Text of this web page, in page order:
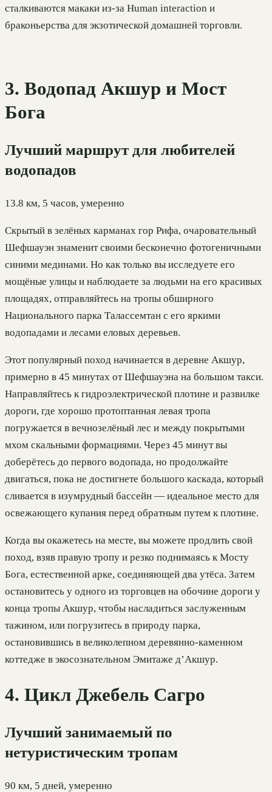
сталкиваются макаки из-за Human interaction и
браконьерства для экзотической домашней торговли.
3. Водопад Акшур и Мост
Бога
Лучший маршрут для любителей
водопадов
13.8 км, 5 часов, умеренно
Скрытый в зелёных карманах гор Рифа, очаровательный
Шефшауэн знаменит своими бесконечно фотогеничными
синими мединами. Но как только вы исследуете его
мощёные улицы и наблюдаете за людьми на его красивых
площадях, отправляйтесь на тропы обширного
Национального парка Талассемтан с его яркими
водопадами и лесами еловых деревьев.
Этот популярный поход начинается в деревне Акшур,
примерно в 45 минутах от Шефшауэна на большом такси.
Направляйтесь к гидроэлектрической плотине и развилке
дороги, где хорошо протоптанная левая тропа
погружается в вечнозелёный лес и между покрытыми
мхом скальными формациями. Через 45 минут вы
доберётесь до первого водопада, но продолжайте
двигаться, пока не достигнете большого каскада, который
сливается в изумрудный бассейн — идеальное место для
освежающего купания перед обратным путем к плотине.
Когда вы окажетесь на месте, вы можете продлить свой
поход, взяв правую тропу и резко поднимаясь к Мосту
Бога, естественной арке, соединяющей два утёса. Затем
остановитесь у одного из торговцев на обочине дороги у
конца тропы Акшур, чтобы насладиться заслуженным
тажином, или погрузитесь в природу парка,
остановившись в великолепном деревянно-каменном
коттедже в экосознательном Эмитаже д’Акшур.
4. Цикл Джебель Сагро
Лучший занимаемый по
нетуристическим тропам
90 км, 5 дней, умеренно